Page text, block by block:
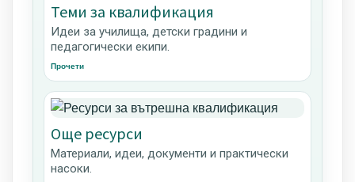
Теми за квалификация
Идеи за училища, детски градини и
педагогически екипи.
Прочети
Още ресурси
Материали, идеи, документи и практически
насоки.